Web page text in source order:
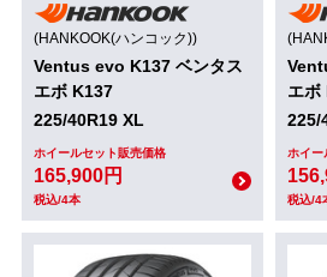
(HANKOOK(ハンコック))
Ventus evo K137 ベンタス
エボ K137
225/40R19 XL
ホイールセット販売価格
165,900円
税込/4本
エボ
225/
ホイー
税込/4